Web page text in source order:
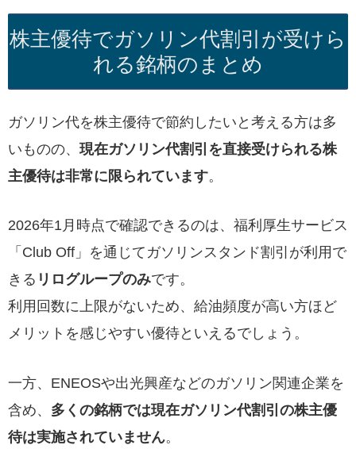
株主優待でガソリン代割引が受けら
れる銘柄のまとめ
ガソリン代を株主優待で節約したいと考える方は多
いものの、 現在ガソリン代割引を直接受けられる株
主優待は非常に限られています。
2026年1月時点で確認できるのは、福利厚生サービス
「Club Off」を通じてガソリンスタンド割引が利用で
きる リログループのみです。
利用回数に上限がないため、給油頻度が高い方ほど
メリットを感じやすい優待といえるでしょう。
一方、ENEOSや出光興産などのガソリン関連企業を
含め、 多くの銘柄では現在ガソリン代割引の株主優
待は実施されていません。